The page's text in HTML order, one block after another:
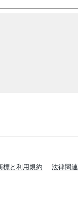
標と利用規約 法律関連